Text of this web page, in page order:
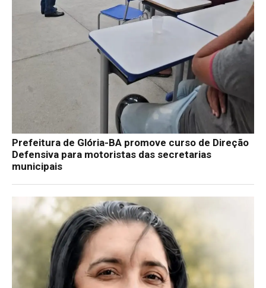
Prefeitura de Glória-BA promove curso de Direção
Defensiva para motoristas das secretarias
municipais